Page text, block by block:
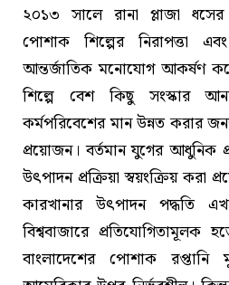
২০১৩ সালে রানা প্লাজা
পোশাক শিল্পের নিরাপত্তা
আন্তর্জাতিক মনোযোগ আকর্ষণ
শিল্পে বেশ কিছু সংস্কার
কর্মপরিবেশের মান উন্নত করার
প্রয়োজন। বর্তমান যুগের আধুনিক
উৎপাদন প্রক্রিয়া স্বয়ংক্রিয় করা
কারখানার উৎপাদন পদ্ধতি
বিশ্ববাজারে প্রতিযোগিতামূলক
বাংলাদেশের পোশাক